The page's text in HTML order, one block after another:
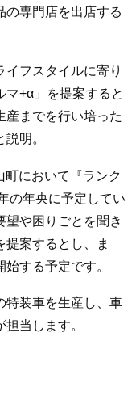
の専門店を出店する
イフスタイルに寄り
+α」を提案すると
産までを行い培った
明。
において『ランク
の年央に予定してい
望や困りごとを聞き
提案するとし、ま
する予定です。
特装車を生産し、車
当します。